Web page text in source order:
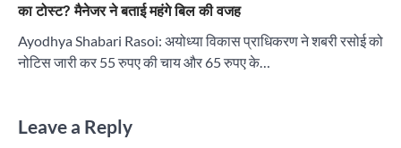
का टोस्ट? मैनेजर ने बताई महंगे बिल की वजह
Ayodhya Shabari Rasoi: अयोध्या विकास प्राधिकरण ने शबरी रसोई को
नोटिस जारी कर 55 रुपए की चाय और 65 रुपए के…
Leave a Reply